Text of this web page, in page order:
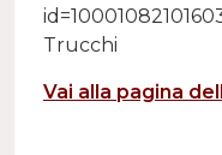
Trucchi
Vai alla pagina